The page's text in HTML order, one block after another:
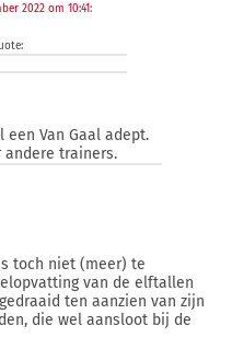
2022 om 10:41:
Van Gaal adept.
andere trainers.
toch niet (meer) te
van de elftallen
ten aanzien van zijn
die wel aansloot bij de